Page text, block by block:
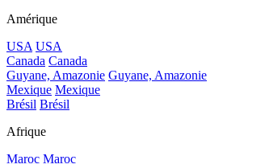
Amérique
USA USA
Canada Canada
Guyane, Amazonie Guyane, Amazonie
Mexique Mexique
Brésil Brésil
Afrique
Maroc Maroc